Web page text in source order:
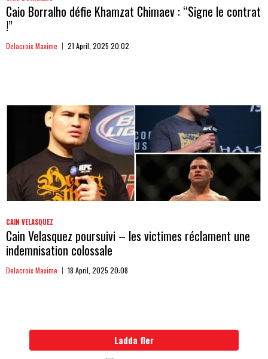
Caio Borralho défie Khamzat Chimaev : “Signe le contrat
!”
Delacroix Maxime 21 April, 2025 20:02
CAIN VELASQUEZ
Cain Velasquez poursuivi – les victimes réclament une
indemnisation colossale
Delacroix Maxime 18 April, 2025 20:08
Ladda fler